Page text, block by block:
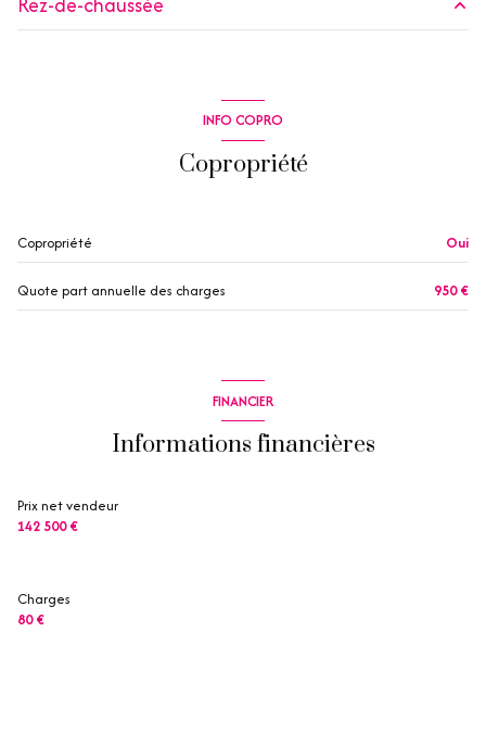
2 côté(s) mitoyen(s)
terrasse
quartier le phare
INFO COPRO
Copropriété
Copropriété Oui
Quote part annuelle des charges 950 €
FINANCIER
Informations financières
Prix net vendeur
142 500 €
Charges
80 €